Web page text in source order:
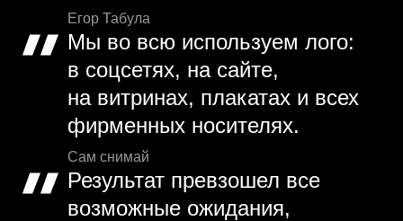
Егор Табула
Мы во всю используем лого:
в соцсетях, на сайте,
на витринах, плакатах и всех
фирменных носителях.
Сам снимай
Результат превзошел все
возможные ожидания,